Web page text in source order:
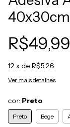
40x30cm
R$49,99
12x de R$5,26
Ver mais detalhes
cor: Preto
Preto Bege